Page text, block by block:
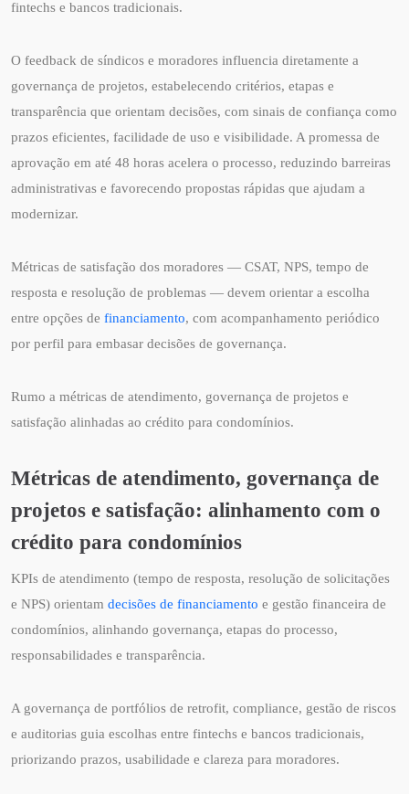
fintechs e bancos tradicionais.
O feedback de síndicos e moradores influencia diretamente a
governança de projetos, estabelecendo critérios, etapas e
transparência que orientam decisões, com sinais de confiança como
prazos eficientes, facilidade de uso e visibilidade. A promessa de
aprovação em até 48 horas acelera o processo, reduzindo barreiras
administrativas e favorecendo propostas rápidas que ajudam a
modernizar.
Métricas de satisfação dos moradores — CSAT, NPS, tempo de
resposta e resolução de problemas — devem orientar a escolha
entre opções de financiamento, com acompanhamento periódico
por perfil para embasar decisões de governança.
Rumo a métricas de atendimento, governança de projetos e
satisfação alinhadas ao crédito para condomínios.
Métricas de atendimento, governança de
projetos e satisfação: alinhamento com o
crédito para condomínios
KPIs de atendimento (tempo de resposta, resolução de solicitações
e NPS) orientam decisões de financiamento e gestão financeira de
condomínios, alinhando governança, etapas do processo,
responsabilidades e transparência.
A governança de portfólios de retrofit, compliance, gestão de riscos
e auditorias guia escolhas entre fintechs e bancos tradicionais,
priorizando prazos, usabilidade e clareza para moradores.